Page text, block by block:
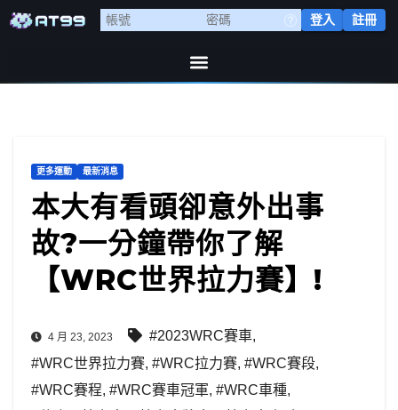
登入 註冊
更多運動 最新消息
本大有看頭卻意外出事
故?一分鐘帶你了解
【WRC世界拉力賽】!
4 月 23, 2023 #2023WRC賽車,
#WRC世界拉力賽, #WRC拉力賽, #WRC賽段,
#WRC賽程, #WRC賽車冠軍, #WRC車種,